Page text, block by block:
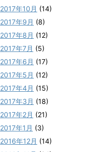
2017年10月 (14)
2017年9月 (8)
2017年8月 (12)
2017年7月 (5)
2017年6月 (17)
2017年5月 (12)
2017年4月 (15)
2017年3月 (18)
2017年2月 (21)
2017年1月 (3)
2016年12月 (14)